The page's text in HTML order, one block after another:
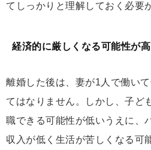
てしっかりと理解しておく必要
経済的に厳しくなる可能性が
離婚した後は、妻が1人で働い
てはなりません。しかし、子ど
職できる可能性が低いうえに、
収入が低く生活が苦しくなる可